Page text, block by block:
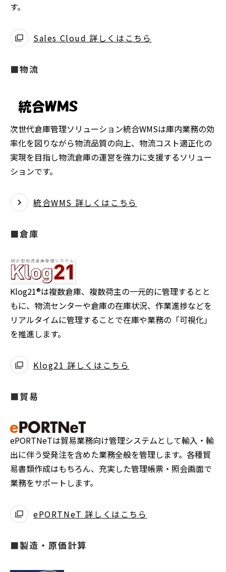
す。
Sales Cloud 詳しくはこちら
■物流
次世代倉庫管理ソリューション統合WMSは庫内業務の効
率化を図りながら物流品質の向上、物流コスト適正化の
実現を目指し物流倉庫の運営を強力に支援するソリュー
ションです。
統合WMS 詳しくはこちら
■倉庫
Klog21®は複数倉庫、複数荷主の一元的に管理するとと
もに、物流センターや倉庫の在庫状況、作業進捗などを
リアルタイムに管理することで在庫や業務の「可視化」
を推進します。
Klog21 詳しくはこちら
■貿易
ePORTNeTは貿易業務向け管理システムとして輸入・輸
出に伴う受発注を含めた業務全般を管理します。各種貿
易書類作成はもちろん、充実した管理帳票・照会画面で
業務をサポートします。
ePORTNeT 詳しくはこちら
■製造・原価計算